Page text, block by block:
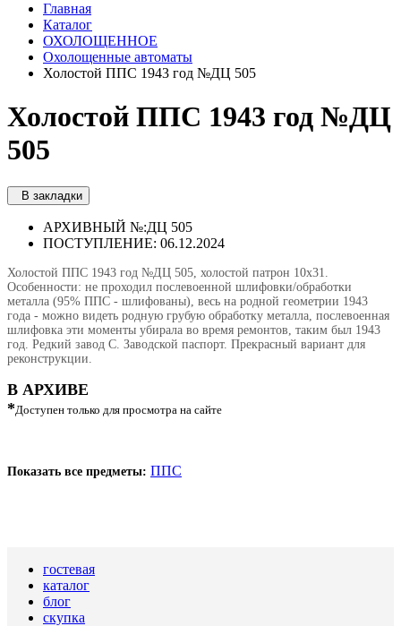
Главная
Каталог
ОХОЛОЩЕННОЕ
Охолощенные автоматы
Холостой ППС 1943 год №ДЦ 505
Холостой ППС 1943 год №ДЦ
505
В закладки
АРХИВНЫЙ №:ДЦ 505
ПОСТУПЛЕНИЕ: 06.12.2024
Холостой ППС 1943 год №ДЦ 505, холостой патрон 10х31.
Особенности: не проходил послевоенной шлифовки/обработки
металла (95% ППС - шлифованы), весь на родной геометрии 1943
года - можно видеть родную грубую обработку металла, послевоенная
шлифовка эти моменты убирала во время ремонтов, таким был 1943
год. Редкий завод С. Заводской паспорт. Прекрасный вариант для
реконструкции.
В АРХИВЕ
*Доступен только для просмотра на сайте
Показать все предметы: ППС
гостевая
каталог
блог
скупка